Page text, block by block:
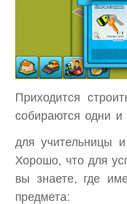
Приходится
собираются одни
для учительницы
Хорошо, что для
вы знаете, где
предмета: